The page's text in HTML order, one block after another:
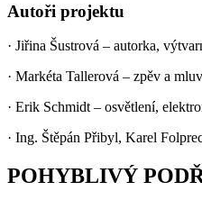
Autoři projektu
· Jiřina Šustrová – autorka,
· Markéta Tallerová – zpěv a
· Erik Schmidt – osvětlení,
· Ing. Štěpán Přibyl, Karel
POHYBLIVÝ